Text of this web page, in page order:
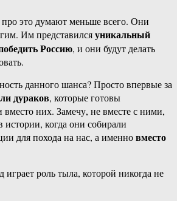
это думают меньше всего. Они
Им представилсяуникальный
Россию, и они будут делать
данного шанса? Просто впервые за
дураков, которые готовы
вместо них. Замечу, не вместе с ними,
когда они собирали
для похода на нас, а именновместо
играет роль тыла, которой никогда не